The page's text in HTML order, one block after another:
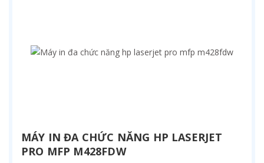
MÁY IN ĐA CHỨC NĂNG HP LASERJET
PRO MFP M428FDW